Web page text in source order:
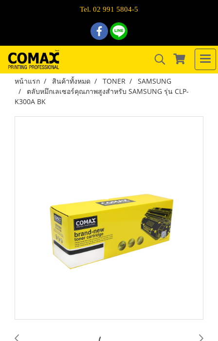
Tel. 02 991 5804-5
หน้าแรก สินค้าทั้งหมด TONER
SAMSUNG
ตลับหมึกเลเซอร์คุณภาพสูงสำหรับ SAMSUNG รุ่น CLP-
K300A BK